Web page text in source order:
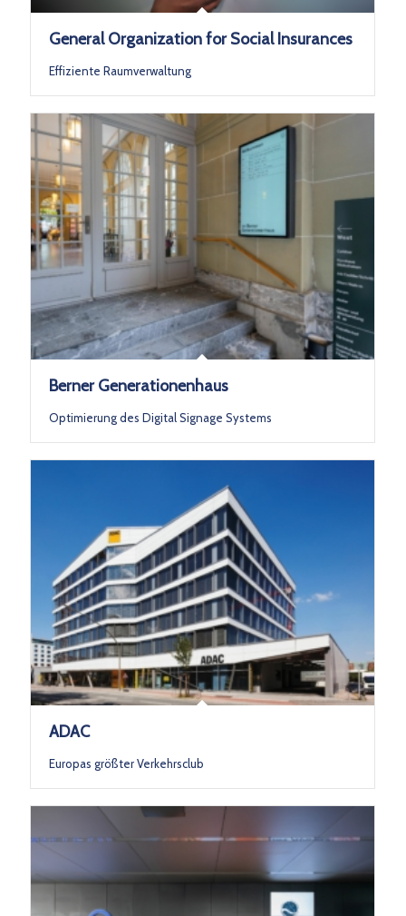
General Organization for Social Insurances
Effiziente Raumverwaltung
Berner Generationenhaus
Optimierung des Digital Signage Systems
ADAC
Europas größter Verkehrsclub